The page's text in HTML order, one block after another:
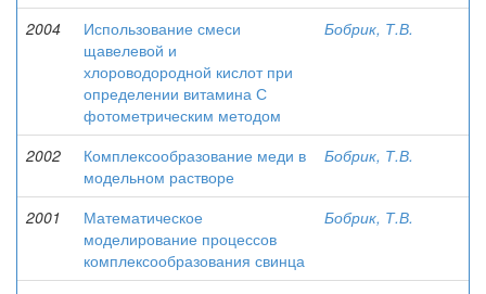
2004
Использование смеси
щавелевой и
хлороводородной кислот при
определении витамина С
фотометрическим методом
Бобрик, Т.В.
2002
Комплексообразование меди в
модельном растворе
Бобрик, Т.В.
2001
Математическое
моделирование процессов
комплексообразования свинца
Бобрик, Т.В.